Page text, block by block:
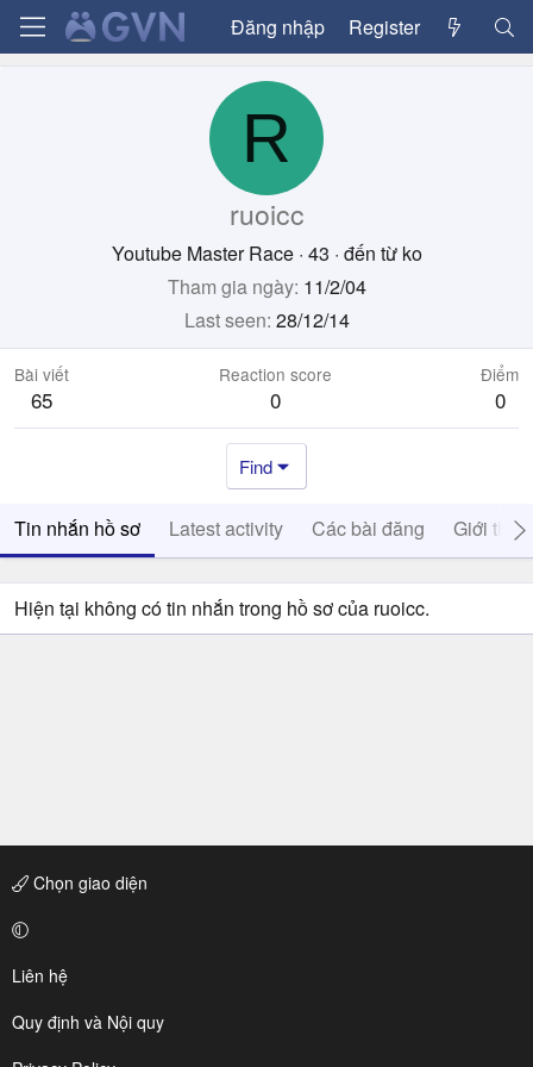
Đăng nhập Register
R
ruoicc
Youtube Master Race · 43 · đến từ ko
Tham gia ngày 11/2/04
Last seen 28/12/14
Bài viết
65
Reaction score
0
Điểm
0
Find
Tin nhắn hồ sơ Latest activity Các bài đăng Giới thiệu
Hiện tại không có tin nhắn trong hồ sơ của ruoicc.
Chọn giao diện
Liên hệ
Quy định và Nội quy